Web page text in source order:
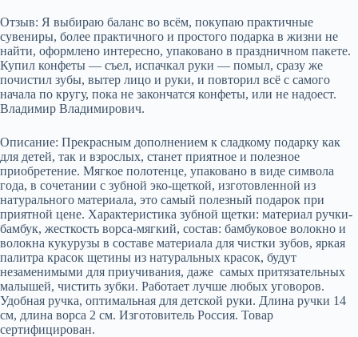
Отзыв: Я выбираю баланс во всём, покупаю практичные
сувениры, более практичного и простого подарка в жизни не
найти, оформлено интересно, упаковано в праздничном пакете.
Купил конфеты — съел, испачкал руки — помыл, сразу же
почистил зубы, вытер лицо и руки, и повторил всё с самого
начала по кругу, пока не закончатся конфеты, или не надоест.
Владимир Владимирович.
Описание: Прекрасным дополнением к сладкому подарку как
для детей, так и взрослых, станет приятное и полезное
приобретение. Мягкое полотенце, упаковано в виде символа
года, в сочетании с зубной эко-щеткой, изготовленной из
натурального материала, это самый полезный подарок при
приятной цене. Характеристика зубной щетки: материал ручки-
бамбук, жесткость ворса-мягкий, состав: бамбуковое волокно и
волокна кукурузы в составе материала для чистки зубов, яркая
палитра красок щетины из натуральных красок, будут
незаменимыми для приучивания, даже самых притязательных
малышей, чистить зубки. Работает лучше любых уговоров.
Удобная ручка, оптимальная для детской руки. Длина ручки 14
см, длина ворса 2 см. Изготовитель Россия. Товар
сертифицирован.